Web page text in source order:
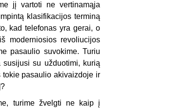
jį vartoti ne vertinamąja
klasifikacijos terminą
kad telefonas yra gerai, o
moderniosios revoliucijos
pasaulio suvokime. Turiu
su užduotimi, kurią
tokie pasaulio akivaizdoje ir
?
turime žvelgti ne kaip į